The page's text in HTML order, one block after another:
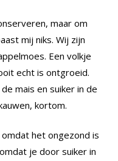
maar om
mij niks. Wij zijn
Een volkje
echt is ontgroeid.
mais en suiker in de
kortom.
het ongezond is
je door suiker in